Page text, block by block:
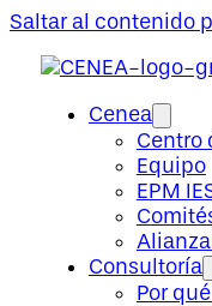
Saltar al contenido
Cenea
Centro
Equipo
EPM
Consultoría
Por